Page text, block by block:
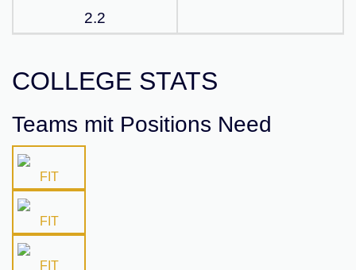
2.2
COLLEGE STATS
Teams mit Positions Need